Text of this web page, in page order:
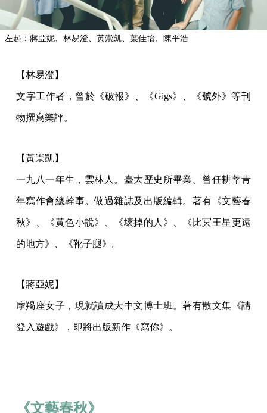
左起：蔣亞妮、林易澄、黃崇凱、葉佳怡、陳平浩
【林易澄】
文字工作者，曾於《破報》、《Gigs》、《號外》等刊
物撰寫樂評。
【黃崇凱】
一九八一年生，雲林人。臺大歷史所畢業。曾任耕莘青
年寫作會總幹事。做過雜誌及出版編輯。著有《文藝春
秋》、《黃色小說》、《壞掉的人》、《比冥王星更遠
的地方》、《靴子腿》。
【蔣亞妮】
摩羯座女子，現就讀成大中文博士班。著有散文集《請
登入遊戲》，即將出版新作《寫你》。
《文藝春秋》